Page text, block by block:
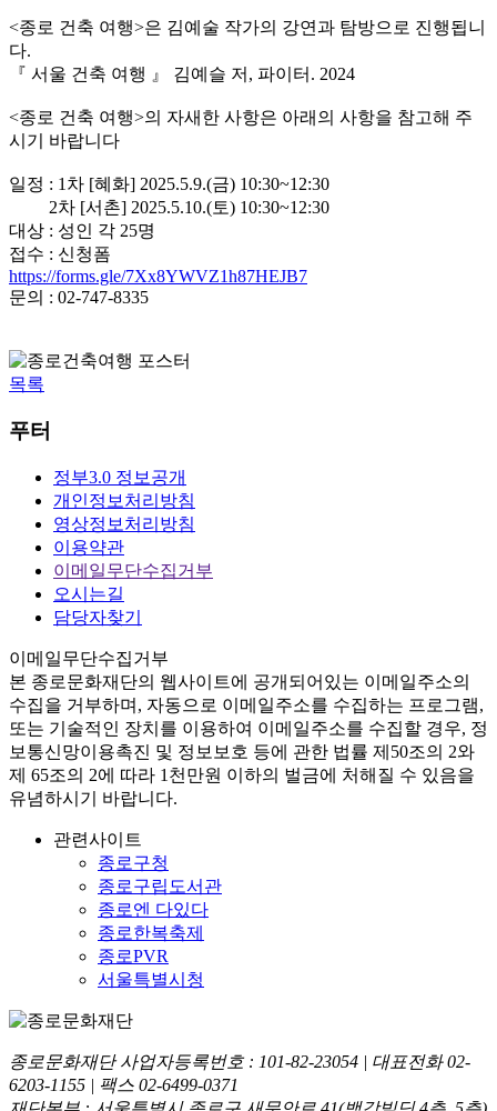
<종로 건축 여행>은 김예술 작가의 강연과 탐방으로 진행됩니
다.
『 서울 건축 여행 』 김예슬 저, 파이터. 2024
<종로 건축 여행>의 자새한 사항은 아래의 사항을 참고해 주
시기 바랍니다
일정 : 1차 [혜화] 2025.5.9.(금) 10:30~12:30
2차 [서촌] 2025.5.10.(토) 10:30~12:30
대상 : 성인 각 25명
접수 : 신청폼
https://forms.gle/7Xx8YWVZ1h87HEJB7
문의 : 02-747-8335
목록
푸터
정부3.0 정보공개
개인정보처리방침
영상정보처리방침
이용약관
이메일무단수집거부
오시는길
담당자찾기
이메일무단수집거부
본 종로문화재단의 웹사이트에 공개되어있는 이메일주소의
수집을 거부하며, 자동으로 이메일주소를 수집하는 프로그램,
또는 기술적인 장치를 이용하여 이메일주소를 수집할 경우, 정
보통신망이용촉진 및 정보보호 등에 관한 법률 제50조의 2와
제 65조의 2에 따라 1천만원 이하의 벌금에 처해질 수 있음을
유념하시기 바랍니다.
관련사이트
종로구청
종로구립도서관
종로엔 다있다
종로한복축제
종로PVR
서울특별시청
종로문화재단 사업자등록번호 : 101-82-23054 | 대표전화02-
6203-1155 | 팩스 02-6499-0371